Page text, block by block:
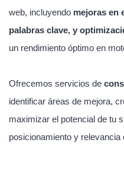
web, incluyendo mejoras en
palabras clave, y
un rendimiento óptimo en
Ofrecemos servicios de
identificar áreas de mejora,
maximizar el potencial de tu
posicionamiento y relevancia